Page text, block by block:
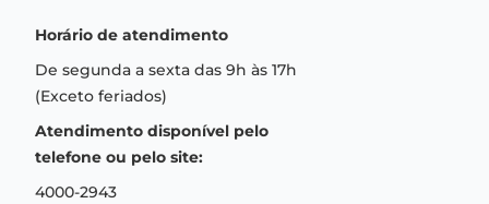
Formas de pagamento
Aviso de privacidade
Termos e condições de uso
Garantia
Troca e devolução
Central de relacionamento
Horário de atendimento
De segunda a sexta das 9h às 17h
(Exceto feriados)
Atendimento disponível pelo
telefone ou pelo site:
4000-2943